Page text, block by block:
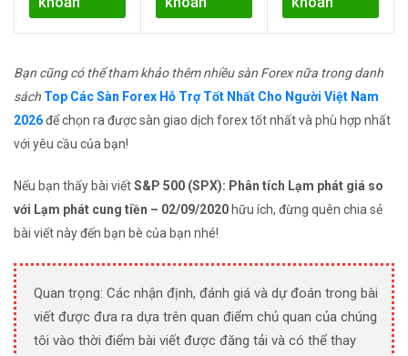
Bạn cũng có thể tham khảo thêm nhiều sàn Forex nữa trong danh
sách Top Các Sàn Forex Hỗ Trợ Tốt Nhất Cho Người Việt Nam
2026để chọn ra được sàn giao dịch forex tốt nhất và phù hợp nhất
với yêu cầu của bạn!
Nếu bạn thấy bài viếtS&P 500 (SPX): Phân tích Lạm phát giá so
với Lạm phát cung tiền – 02/09/2020 hữu ích, đừng quên chia sẻ
bài viết này đến bạn bè của bạn nhé!
Quan trọng: Các nhận định, đánh giá và dự đoán trong bài
viết được đưa ra dựa trên quan điểm chủ quan của chúng
tôi vào thời điểm bài viết được đăng tải và có thể thay